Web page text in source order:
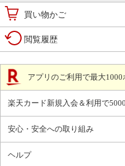
買い物かご
閲覧履歴
アプリのご利用で最大1000
楽天カード新規入会＆利用で
安心・安全への取り組み
ヘルプ